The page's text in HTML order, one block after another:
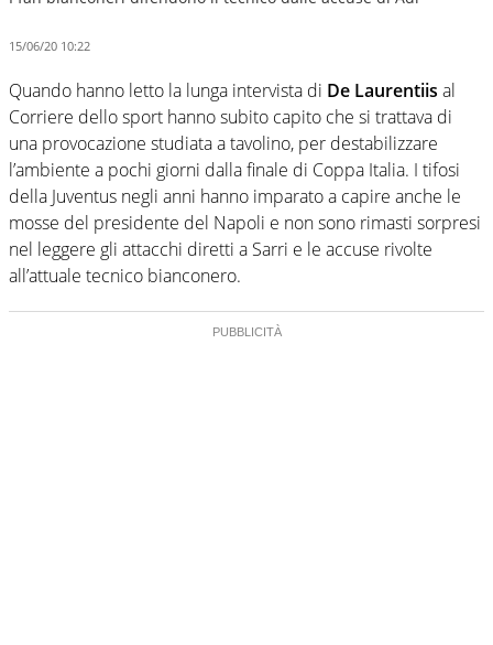
15/06/20 10:22
Quando hanno letto la lunga intervista di De Laurentiis al
Corriere dello sport hanno subito capito che si trattava di
una provocazione studiata a tavolino, per destabilizzare
l’ambiente a pochi giorni dalla finale di Coppa Italia. I tifosi
della Juventus negli anni hanno imparato a capire anche le
mosse del presidente del Napoli e non sono rimasti sorpresi
nel leggere gli attacchi diretti a Sarri e le accuse rivolte
all’attuale tecnico bianconero.